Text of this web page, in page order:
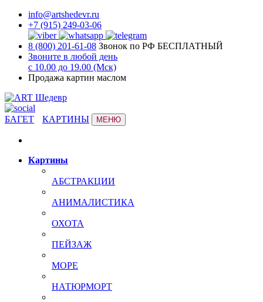
info@artshedevr.ru
+7 (915) 249-03-06
8 (800) 201-61-08 Звонок по РФ БЕСПЛАТНЫЙ
Звоните в любой день
с 10.00 до 19.00 (Мск)
Продажа картин маслом
БАГЕТ КАРТИНЫ МЕНЮ
Картины
АБСТРАКЦИИ
АНИМАЛИСТИКА
ОХОТА
ПЕЙЗАЖ
МОРЕ
НАТЮРМОРТ